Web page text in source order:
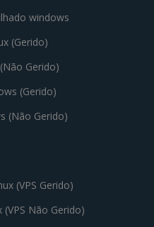
windows
(Gerido)
Gerido)
(Gerido)
(Não Gerido)
(VPS Gerido)
(VPS Não Gerido)